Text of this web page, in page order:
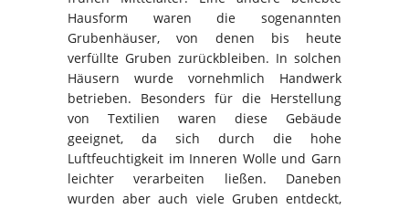
Hausform waren die sogenannten
Grubenhäuser, von denen bis heute
verfüllte Gruben zurückbleiben. In solchen
Häusern wurde vornehmlich Handwerk
betrieben. Besonders für die Herstellung
von Textilien waren diese Gebäude
geeignet, da sich durch die hohe
Luftfeuchtigkeit im Inneren Wolle und Garn
leichter verarbeiten ließen. Daneben
wurden aber auch viele Gruben entdeckt,